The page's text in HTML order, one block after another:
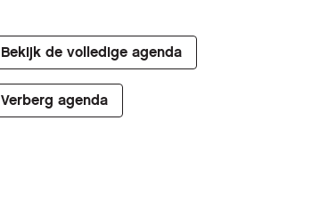
Bekijk de volledige agenda
Verberg agenda